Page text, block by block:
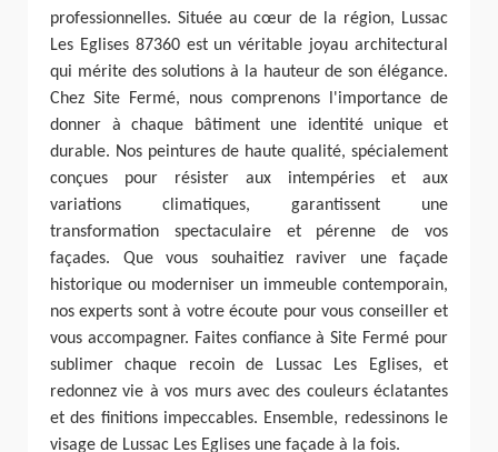
professionnelles. Située au cœur de la région, Lussac
Les Eglises 87360 est un véritable joyau architectural
qui mérite des solutions à la hauteur de son élégance.
Chez Site Fermé, nous comprenons l'importance de
donner à chaque bâtiment une identité unique et
durable. Nos peintures de haute qualité, spécialement
conçues pour résister aux intempéries et aux
variations climatiques, garantissent une
transformation spectaculaire et pérenne de vos
façades. Que vous souhaitiez raviver une façade
historique ou moderniser un immeuble contemporain,
nos experts sont à votre écoute pour vous conseiller et
vous accompagner. Faites confiance à Site Fermé pour
sublimer chaque recoin de Lussac Les Eglises, et
redonnez vie à vos murs avec des couleurs éclatantes
et des finitions impeccables. Ensemble, redessinons le
visage de Lussac Les Eglises une façade à la fois.